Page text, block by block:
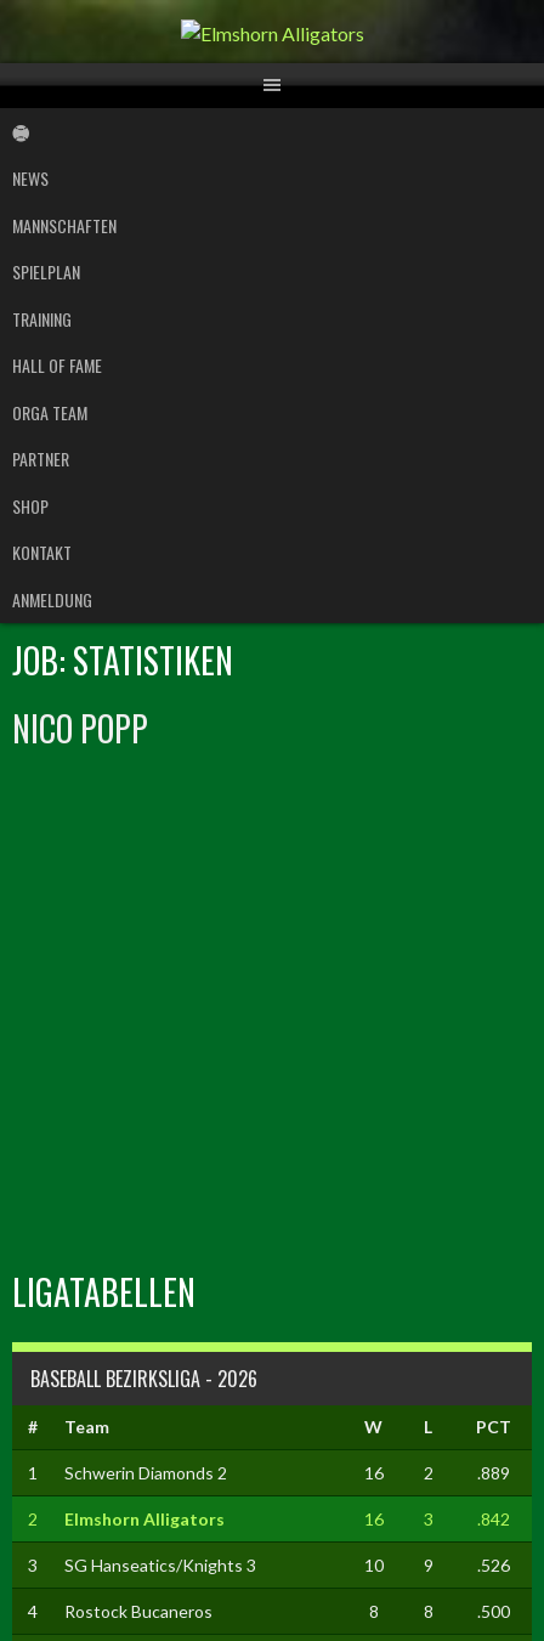
Inhalt
NEWS
MANNSCHAFTEN
SPIELPLAN
TRAINING
HALL OF FAME
ORGA TEAM
PARTNER
SHOP
KONTAKT
ANMELDUNG
JOB:STATISTIKEN
NICO POPP
LIGATABELLEN
BASEBALL BEZIRKSLIGA - 2026
# Team W L PCT
1 Schwerin Diamonds 2 16 2 .889
2 Elmshorn Alligators 16 3 .842
3 SG Hanseatics/Knights 3 10 9 .526
4 Rostock Bucaneros 8 8 .500